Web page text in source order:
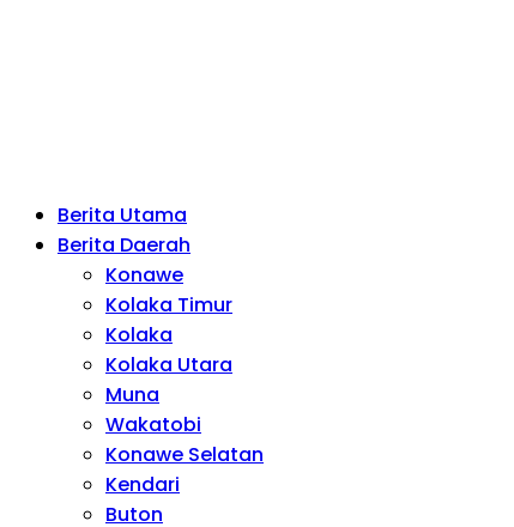
Berita Utama
Berita Daerah
Konawe
Kolaka Timur
Kolaka
Kolaka Utara
Muna
Wakatobi
Konawe Selatan
Kendari
Buton